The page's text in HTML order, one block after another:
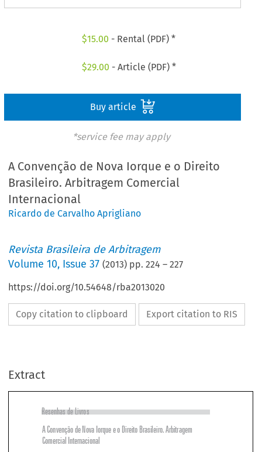
$15.00 - Rental (PDF) *
$29.00 - Article (PDF) *
Buy article
*service fee may apply
A Convenção de Nova Iorque e o Direito
Brasileiro. Arbitragem Comercial
Internacional
Ricardo de Carvalho Aprigliano
Revista Brasileira de Arbitragem
Volume10, Issue 37 (2013) pp.224 –227
https://doi.org/10.54648/rba2013020
Copy citation to clipboard Export citation to RIS
Extract


A Convenção de Nova Iorque e o Direito Brasileiro. Arbitragem
Coordenadores: Selma Lemes e Arnoldo Wald